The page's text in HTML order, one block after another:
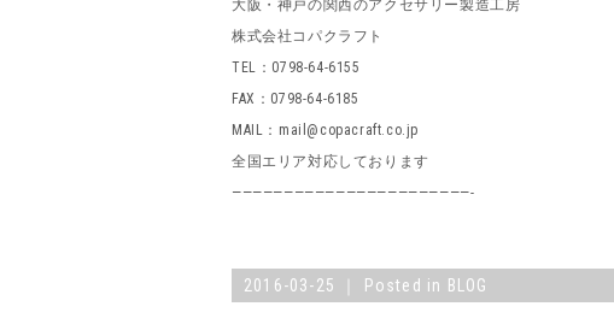
大阪・神戸の関西のアクセサリー製造工房
株式会社コパクラフト
TEL：0798-64-6155
FAX：0798-64-6185
MAIL：mail@copacraft.co.jp
全国エリア対応しております
———————————————————————-
2016-03-25 ｜ Posted in BLOG